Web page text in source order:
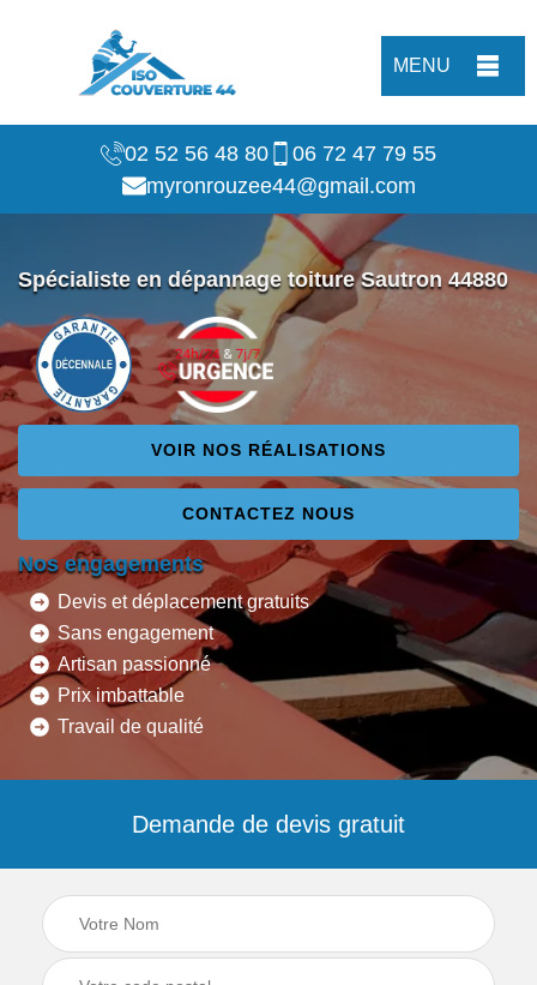
MENU
02 52 56 48 80
06 72 47 79 55
myronrouzee44@gmail.com
Spécialiste en dépannage toiture Sautron 44880
VOIR NOS RÉALISATIONS
CONTACTEZ NOUS
Nos engagements
Devis et déplacement gratuits
Sans engagement
Artisan passionné
Prix imbattable
Travail de qualité
Demande de devis gratuit